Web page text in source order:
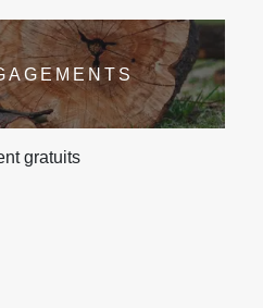
gratuits